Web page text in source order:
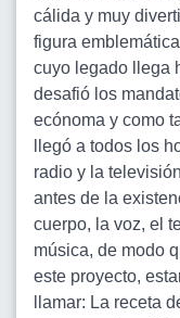
cálida y muy
figura
cuyo legado llega
desafió los
ecónoma y como
llegó a todos los
radio y la
antes de la
cuerpo, la voz, el
música, de modo
este proyecto,
llamar: La receta